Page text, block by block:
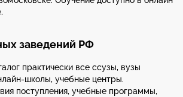
заведений РФ
практически все ссузы, вузы
школы, учебные центры.
поступления, учебные программы,